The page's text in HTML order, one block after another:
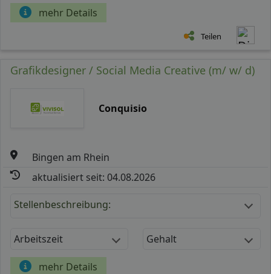
mehr Details
Teilen
Grafikdesigner / Social Media Creative (m/ w/ d)
Conquisio
Bingen am Rhein
aktualisiert seit: 04.08.2026
Stellenbeschreibung:
Arbeitszeit Gehalt
mehr Details